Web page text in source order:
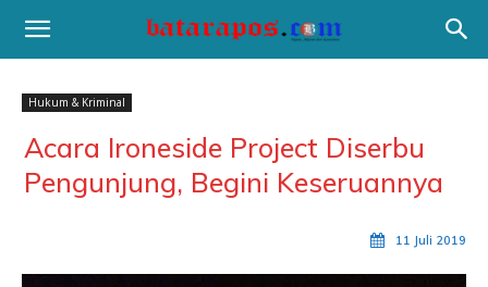
Hukum & Kriminal
Acara Ironeside Project Diserbu
Pengunjung, Begini Keseruannya
11 Juli 2019